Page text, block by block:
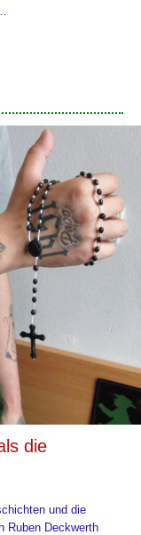
die
und die
Ruben Deckwerth